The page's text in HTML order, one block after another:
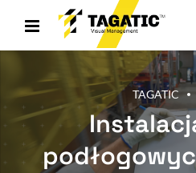
TAGATIC